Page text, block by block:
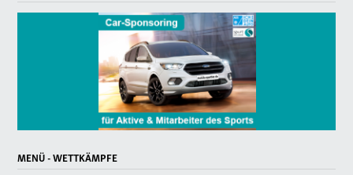
MENÜ - WETTKÄMPFE